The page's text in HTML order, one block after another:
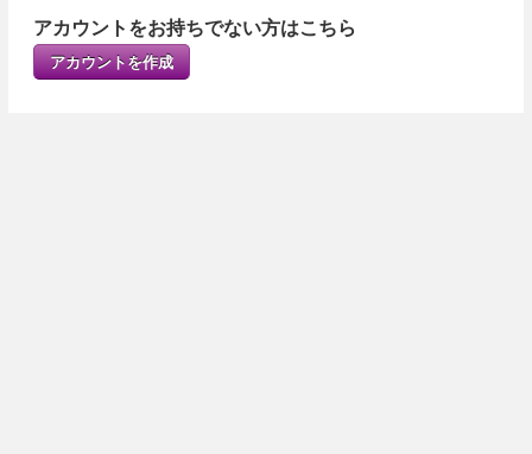
アカウントをお持ちでない方はこちら
アカウントを作成